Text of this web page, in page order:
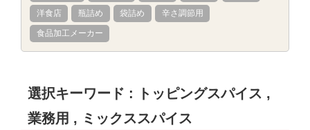
洋食店 瓶詰め 袋詰め 辛さ調節用
食品加工メーカー
選択キーワード : トッピングスパイス ,
業務用 , ミックススパイス